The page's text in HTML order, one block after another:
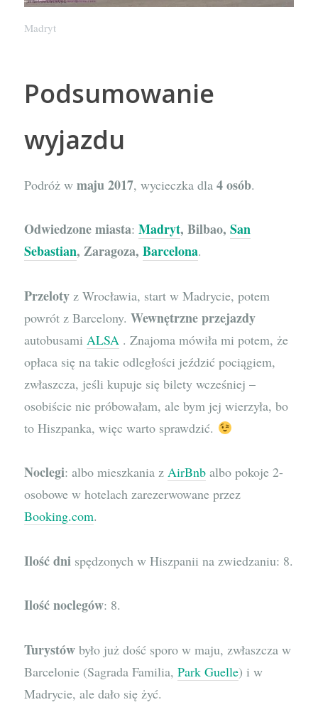
Madryt
Podsumowanie
wyjazdu
Podróż wmaju 2017, wycieczka dla4 osób.
Odwiedzone miasta:Madryt, Bilbao,San
Sebastian, Zaragoza,Barcelona.
Przeloty z Wrocławia, start w Madrycie, potem
powrót z Barcelony.Wewnętrzne przejazdy
autobusamiALSA . Znajoma mówiła mi potem, że
opłaca się na takie odległości jeździć pociągiem,
zwłaszcza, jeśli kupuje się bilety wcześniej –
osobiście nie próbowałam, ale bym jej wierzyła, bo
to Hiszpanka, więc warto sprawdzić.
Noclegi: albo mieszkania zAirBnb albo pokoje 2-
osobowe w hotelach zarezerwowane przez
Booking.com.
Ilość dni spędzonych w Hiszpanii na zwiedzaniu: 8.
Ilość noclegów: 8.
Turystów było już dość sporo w maju, zwłaszcza w
Barcelonie (Sagrada Familia,Park Guelle) i w
Madrycie, ale dało się żyć.